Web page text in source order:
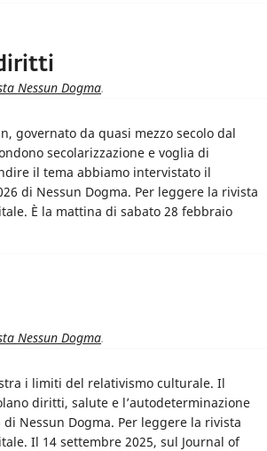
Nessun Dogma.
governato da quasi mezzo secolo dal
secolarizzazione e voglia di
il tema abbiamo intervistato il
di Nessun Dogma. Per leggere la rivista
È la mattina di sabato 28 febbraio
Nessun Dogma.
i limiti del relativismo culturale. Il
diritti, salute e l’autodeterminazione
Nessun Dogma. Per leggere la rivista
Il 14 settembre 2025, sul Journal of